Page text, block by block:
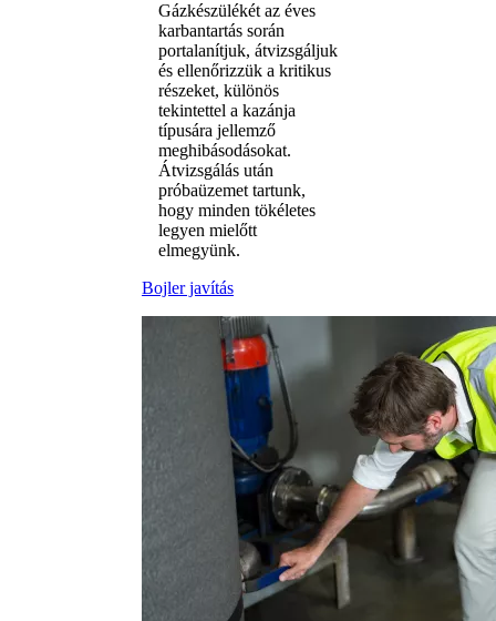
Gázkészülékét az éves
karbantartás során
portalanítjuk, átvizsgáljuk
és ellenőrizzük a kritikus
részeket, különös
tekintettel a kazánja
típusára jellemző
meghibásodásokat.
Átvizsgálás után
próbaüzemet tartunk,
hogy minden tökéletes
legyen mielőtt
elmegyünk.
Bojler javítás